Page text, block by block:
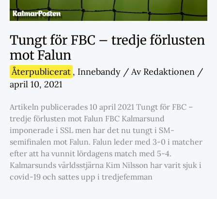
Tungt för FBC – tredje förlusten
mot Falun
Återpublicerat , Innebandy / Av Redaktionen /
april 10, 2021
Artikeln publicerades 10 april 2021 Tungt för FBC –
tredje förlusten mot Falun FBC Kalmarsund
imponerade i SSL men har det nu tungt i SM-
semifinalen mot Falun. Falun leder med 3-0 i matcher
efter att ha vunnit lördagens match med 5-4.
Kalmarsunds världsstjärna Kim Nilsson har varit sjuk i
covid-19 och sattes upp i tredjefemman